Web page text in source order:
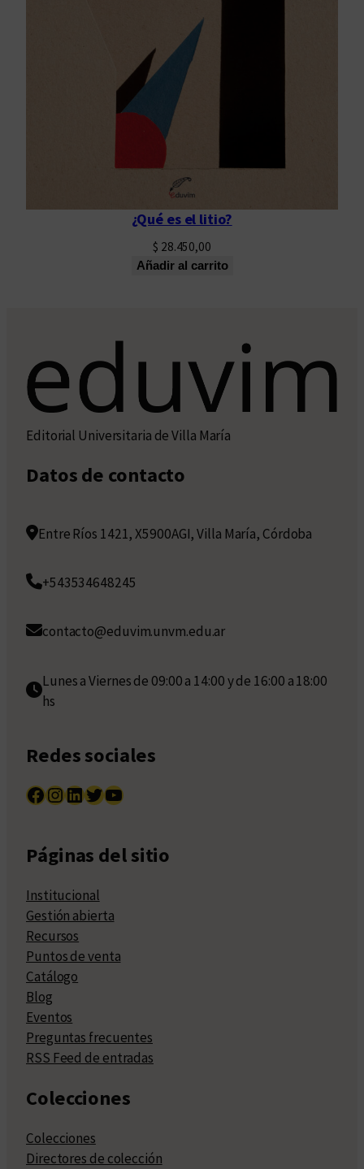
¿Qué es el litio?
$ 28.450,00
Añadir al carrito
Editorial Universitaria de Villa María
Datos de contacto
Entre Ríos 1421, X5900AGI, Villa María, Córdoba
+543534648245
contacto@eduvim.unvm.edu.ar
Lunes a Viernes de 09:00 a 14:00 y de 16:00 a 18:00
hs
Redes sociales
Facebook InstagramLinkedIn Twitter YouTube
Páginas del sitio
Institucional
Gestión abierta
Recursos
Puntos de venta
Catálogo
Blog
Eventos
Preguntas frecuentes
RSS Feed de entradas
Colecciones
Colecciones
Directores de colección